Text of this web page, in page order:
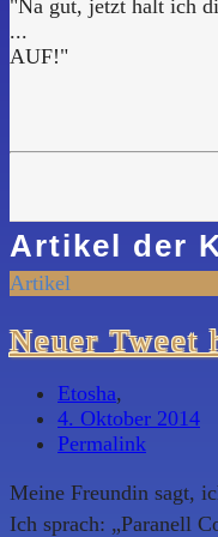
"Na gut, jetzt halt ich
...
AUF!"
Artikel der
Artikel
Neuer Tweet
Etosha,
4. Oktober 2014
Permalink
Meine Freundin sagt,
Ich sprach: „Paranell